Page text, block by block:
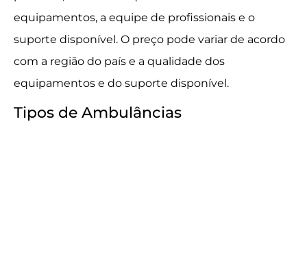
equipamentos, a equipe de profissionais e o
suporte disponível. O preço pode variar de acordo
com a região do país e a qualidade dos
equipamentos e do suporte disponível.
Tipos de Ambulâncias